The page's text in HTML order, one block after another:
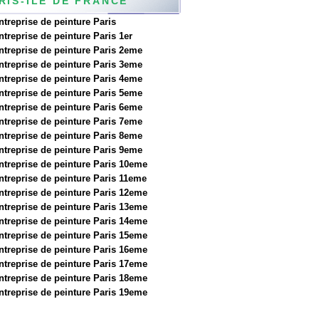
de peinture Paris
de peinture Paris 1er
de peinture Paris 2eme
de peinture Paris 3eme
de peinture Paris 4eme
de peinture Paris 5eme
de peinture Paris 6eme
de peinture Paris 7eme
de peinture Paris 8eme
de peinture Paris 9eme
de peinture Paris 10eme
de peinture Paris 11eme
de peinture Paris 12eme
de peinture Paris 13eme
de peinture Paris 14eme
de peinture Paris 15eme
de peinture Paris 16eme
de peinture Paris 17eme
de peinture Paris 18eme
de peinture Paris 19eme